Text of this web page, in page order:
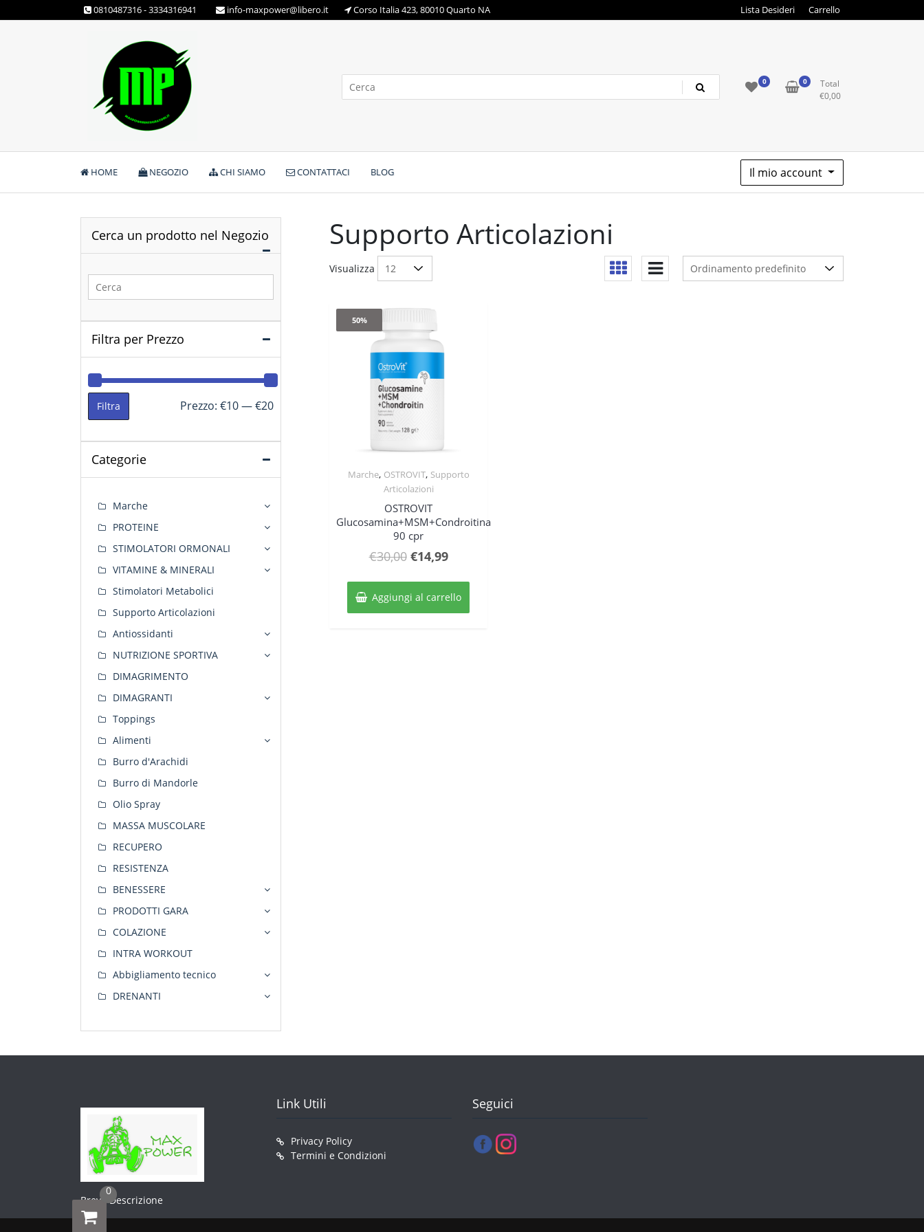
to
0810487316 - 3334316941 info-maxpower@libero.it Corso Italia 423, 80010 Quarto NA Lista Desideri Carrello
Max Power Integratori
0 0
Total
€0,00
HOME NEGOZIO CHI SIAMO CONTATTACI BLOG Il mio account
Supporto Articolazioni
Visualizza
50%
Quick View
Marche, OSTROVIT, Supporto
Articolazioni
OSTROVIT
Glucosamina+MSM+Condroitina
90 cpr
€30,00 Il
originale
era:
€14,99Il
attuale
è:
Aggiungi al carrello
Cerca un prodotto nel Negozio
Filtra per Prezzo
Prezzo
Prezzo
Filtra Prezzo: €10—€20
Categorie
Marche
PROTEINE
STIMOLATORI ORMONALI
VITAMINE & MINERALI
Stimolatori Metabolici
Supporto Articolazioni
Antiossidanti
NUTRIZIONE SPORTIVA
DIMAGRIMENTO
DIMAGRANTI
Toppings
Alimenti
Burro d'Arachidi
Burro di Mandorle
Olio Spray
MASSA MUSCOLARE
RECUPERO
RESISTENZA
BENESSERE
PRODOTTI GARA
COLAZIONE
INTRA WORKOUT
Abbigliamento tecnico
DRENANTI
Breve Descrizione
Link Utili
Privacy Policy
Termini e Condizioni
Seguici
0